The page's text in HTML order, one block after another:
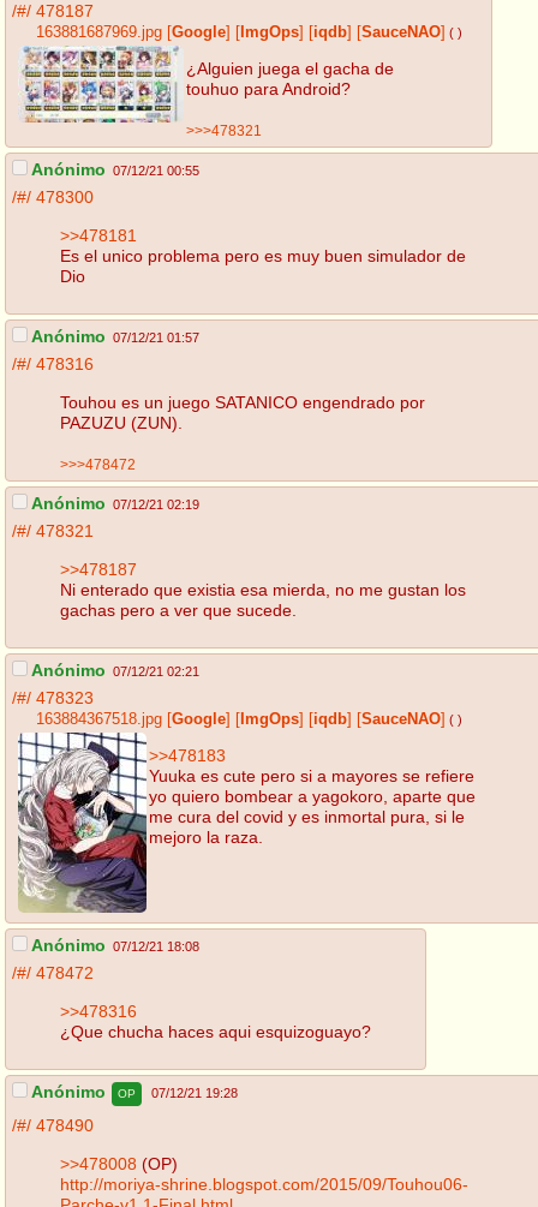
/#/ 478187
163881687969.jpg Google ImgOps iqdb SauceNAO ( )
¿Alguien juega el gacha de
touhuo para Android?
>>>478321
Anónimo 07/12/21 00:55
/#/ 478300
>>478181
Es el unico problema pero es muy buen simulador de
Dio
Anónimo 07/12/21 01:57
/#/ 478316
Touhou es un juego SATANICO engendrado por
PAZUZU (ZUN).
>>>478472
Anónimo 07/12/21 02:19
/#/ 478321
>>478187
Ni enterado que existia esa mierda, no me gustan los
gachas pero a ver que sucede.
Anónimo 07/12/21 02:21
/#/ 478323
163884367518.jpg Google ImgOps iqdb SauceNAO ( )
>>478183
Yuuka es cute pero si a mayores se refiere
yo quiero bombear a yagokoro, aparte que
me cura del covid y es inmortal pura, si le
mejoro la raza.
Anónimo 07/12/21 18:08
/#/ 478472
>>478316
¿Que chucha haces aqui esquizoguayo?
Anónimo OP 07/12/21 19:28
/#/ 478490
>>478008 (OP)
http://moriya-shrine.blogspot.com/2015/09/Touhou06-